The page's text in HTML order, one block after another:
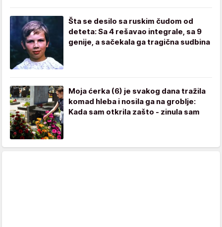
Šta se desilo sa ruskim čudom od
deteta: Sa 4 rešavao integrale, sa 9
genije, a sačekala ga tragična sudbina
Moja ćerka (6) je svakog dana tražila
komad hleba i nosila ga na groblje:
Kada sam otkrila zašto - zinula sam